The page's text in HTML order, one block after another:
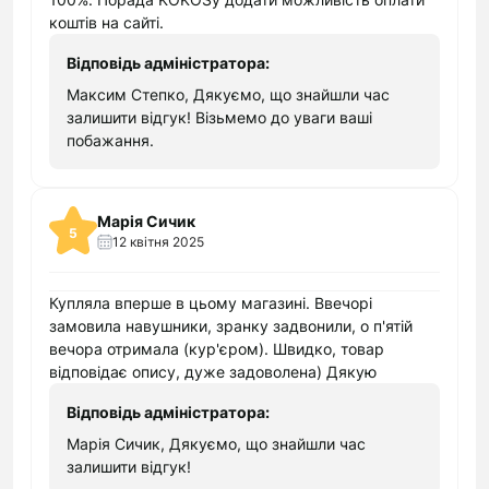
електроніки немає можливості пропустити
оскільки усі нові надходження відразу ж
виводяться в ТОП переліку товарів. Якщо ж
вибрана вами модель не комплектується
достатньою кількістю аксесуарів, все їх
товарів на сайті. Відповідно, їх придбання
також залежить від вашого бажання.
Навушники з великим терміном експлуатації.
магазині електроніки, мають гідні технічні
характеристики. Покупцям надається
можливість придбання навушників як для
певної марки телефону або планшета, так і
універсальній моделі. При цьому клієнт ніяк не
обмежений у виборі форми, дизайну і
функціональності навушників. Найбільшою
коштів на сайті.
Відповідь адміністратора:
Максим Степко, Дякуємо, що знайшли час
залишити відгук! Візьмемо до уваги ваші
побажання.
5
Марія Сичик
12 квітня 2025
Купляла вперше в цьому магазині. Ввечорі
замовила навушники, зранку задвонили, о п'ятій
вечора отримала (кур'єром). Швидко, товар
відповідає опису, дуже задоволена) Дякую
Відповідь адміністратора:
Марія Сичик, Дякуємо, що знайшли час
залишити відгук!